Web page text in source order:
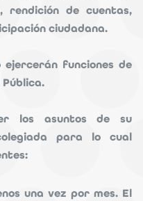
rendición de cuentas,
ciudadana.
ejercerán funciones de
los asuntos de su
para lo cual
una vez por mes. El